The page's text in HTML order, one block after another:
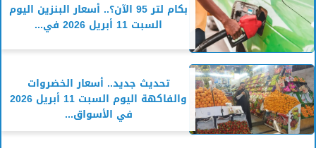
بكام لتر 95 الآن؟.. أسعار البنزين اليوم
السبت 11 أبريل 2026 في...
تحديث جديد.. أسعار الخضروات
والفاكهة اليوم السبت 11 أبريل 2026
في الأسواق...